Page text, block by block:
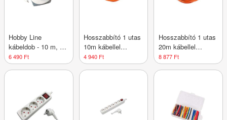
Hobby Line
kábeldob - 10 m, 4
aljzat, IP20,
túlterhelés elleni
6 490 Ft
Hosszabbító 1 utas
10m kábellel
1,5mm2 (narancs
színű)
4 940 Ft
Hosszabbító 1 utas
20m kábellel
1,5mm2 (narancs
színű)
8 877 Ft